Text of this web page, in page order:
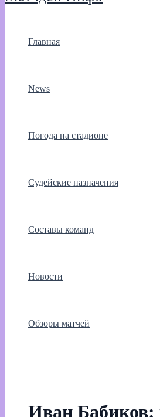
Главная
News
Погода на стадионе
Судейские назначения
Составы команд
Новости
Обзоры матчей
Иван Бабиков: